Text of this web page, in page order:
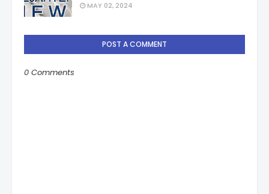
MAY 02, 2024
POST A COMMENT
0 Comments